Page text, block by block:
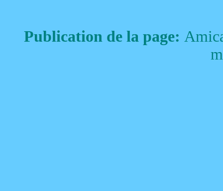
Publication de la page: